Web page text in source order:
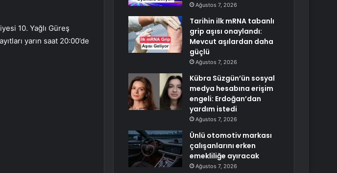
10. Yağlı Güreş
yarın saat 20:00’de
Ağustos 7, 2026
Tarihin ilk mRNA tabanlı
grip aşısı onaylandı:
Mevcut aşılardan daha
güçlü
Ağustos 7, 2026
Kübra Süzgün’ün sosyal
medya hesabına erişim
engeli: Erdoğan’dan
yardım istedi
Ağustos 7, 2026
Ünlü otomotiv markası
çalışanlarını erken
emekliliğe ayıracak
Ağustos 7, 2026